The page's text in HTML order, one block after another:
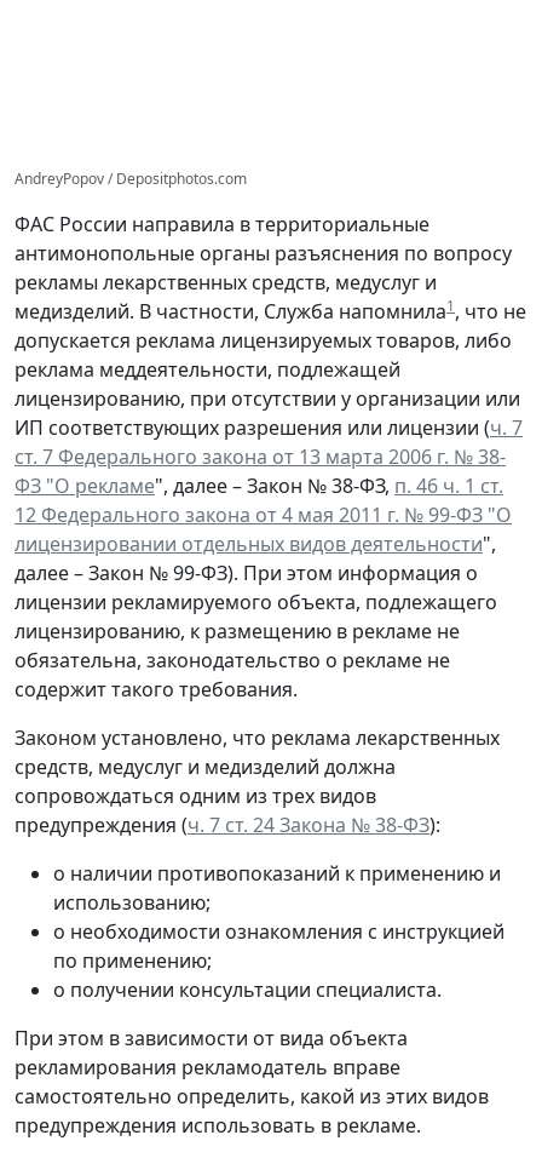
AndreyPopov / Depositphotos.com
ФАС России направила в территориальные
антимонопольные органы разъяснения по вопросу
рекламы лекарственных средств, медуслуг и
медизделий. В частности, Служба напомнила1, что не
допускается реклама лицензируемых товаров, либо
реклама меддеятельности, подлежащей
лицензированию, при отсутствии у организации или
ИП соответствующих разрешения или лицензии (ч. 7
ст. 7 Федерального закона от 13 марта 2006 г. № 38-
ФЗ "О рекламе", далее – Закон № 38-ФЗ, п. 46 ч. 1 ст.
12 Федерального закона от 4 мая 2011 г. № 99-ФЗ "О
лицензировании отдельных видов деятельности",
далее – Закон № 99-ФЗ). При этом информация о
лицензии рекламируемого объекта, подлежащего
лицензированию, к размещению в рекламе не
обязательна, законодательство о рекламе не
содержит такого требования.
Законом установлено, что реклама лекарственных
средств, медуслуг и медизделий должна
сопровождаться одним из трех видов
предупреждения (ч. 7 ст. 24 Закона № 38-ФЗ):
о наличии противопоказаний к применению и
использованию;
о необходимости ознакомления с инструкцией
по применению;
о получении консультации специалиста.
При этом в зависимости от вида объекта
рекламирования рекламодатель вправе
самостоятельно определить, какой из этих видов
предупреждения использовать в рекламе.